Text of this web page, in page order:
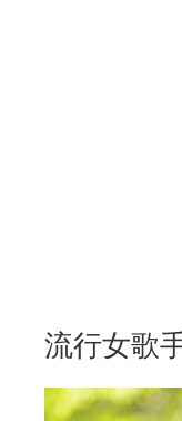
流行女歌